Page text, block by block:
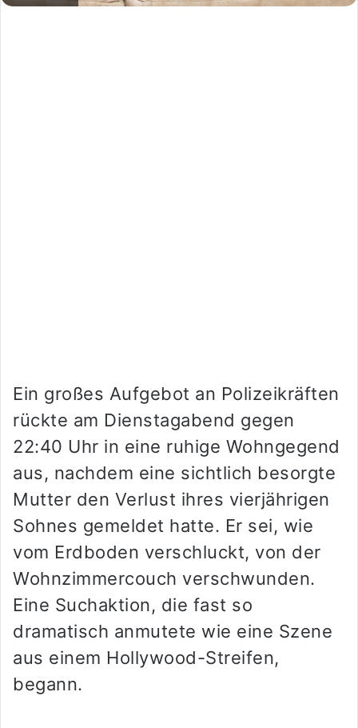
Ein großes Aufgebot an Polizeikräften
rückte am Dienstagabend gegen
22:40 Uhr in eine ruhige Wohngegend
aus, nachdem eine sichtlich besorgte
Mutter den Verlust ihres vierjährigen
Sohnes gemeldet hatte. Er sei, wie
vom Erdboden verschluckt, von der
Wohnzimmercouch verschwunden.
Eine Suchaktion, die fast so
dramatisch anmutete wie eine Szene
aus einem Hollywood-Streifen,
begann.